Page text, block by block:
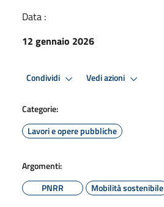
Data :
12 gennaio 2026
Condividi Vedi azioni
Categorie:
Lavori e opere pubbliche
Argomenti:
PNRR
Mobilità sostenibile